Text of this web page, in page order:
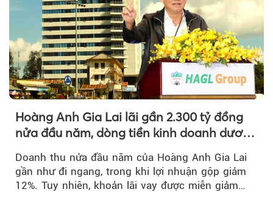
Hoàng Anh Gia Lai lãi gần 2.300 tỷ đồng
nửa đầu năm, dòng tiền kinh doanh dương
Doanh thu nửa đầu năm của Hoàng Anh Gia Lai
gần như đi ngang, trong khi lợi nhuận gộp giảm
12%. Tuy nhiên, khoản lãi vay được miễn giảm